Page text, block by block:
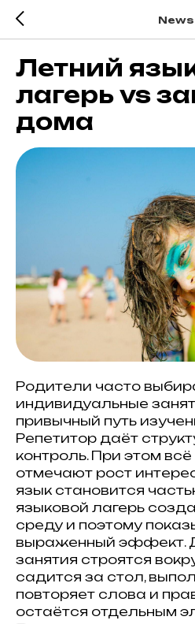
News
Летний
лагерь vs
дома
Родители часто
индивидуальные
привычный путь
Репетитор даёт
контроль. При этом
отмечают рост
язык становится
языковой лагерь
среду и поэтому
выраженный эффект.
занятия строятся
садится за стол,
повторяет слова и
остаётся отдельным